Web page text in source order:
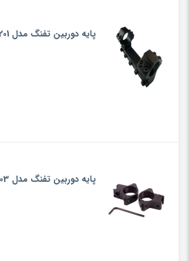
پایه دوربین تفنگ مدل 201 غیر اصل
پایه دوربین تفنگ مدل MA103